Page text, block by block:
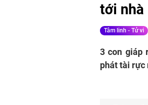
tới nhà
Tâm linh - Tử vi
3 con giáp
phát tài rực